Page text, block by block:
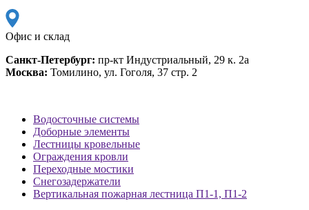
Офис и склад
Санкт-Петербург: пр-кт Индустриальный, 29 к. 2а
Москва: Томилино, ул. Гоголя, 37 стр. 2
Водосточные системы
Доборные элементы
Лестницы кровельные
Ограждения кровли
Переходные мостики
Снегозадержатели
Вертикальная пожарная лестница П1-1, П1-2